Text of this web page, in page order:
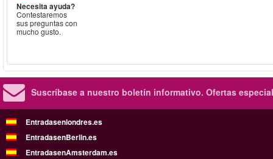
Necesita ayuda?
Contestaremos
sus preguntas con
mucho gusto.
Suscríbase a nuestro boletín informativo. Ofertas
Entradasenlondres.es
EntradasenBerlin.es
EntradasenAmsterdam.es